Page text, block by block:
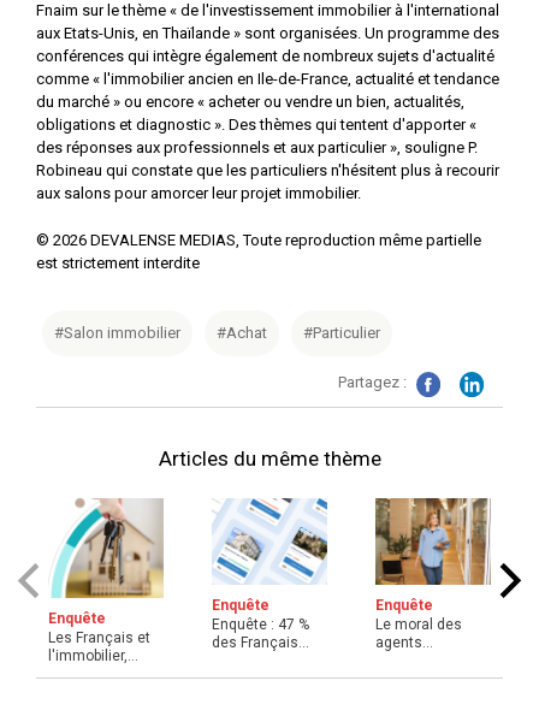
Fnaim sur le thème « de l'investissement immobilier à l'international
aux Etats-Unis, en Thaïlande » sont organisées. Un programme des
conférences qui intègre également de nombreux sujets d'actualité
comme « l'immobilier ancien en Ile-de-France, actualité et tendance
du marché » ou encore « acheter ou vendre un bien, actualités,
obligations et diagnostic ». Des thèmes qui tentent d'apporter «
des réponses aux professionnels et aux particulier », souligne P.
Robineau qui constate que les particuliers n'hésitent plus à recourir
aux salons pour amorcer leur projet immobilier.
© 2026 DEVALENSE MEDIAS, Toute reproduction même partielle
est strictement interdite
#Salon immobilier #Achat #Particulier
Partagez :
Articles du même thème
Enquête
Les Français et
l'immobilier,
Enquête
Enquête : 47 %
des Français
d'investir ...
Enquête
Le moral des
agents
repart à la